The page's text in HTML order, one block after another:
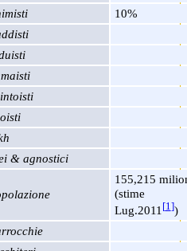
10%
& agnostici
155,215
(stime
Lug.2011 [1])